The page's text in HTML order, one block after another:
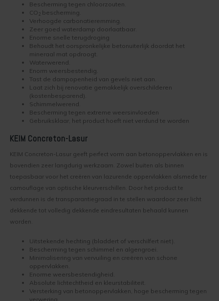
Muur Impregneren
Onderhoud bij Keim verf
Spuiten van Keim verf
Buitenmuur verf kiezen
Leemstuc verven
Kalkverf overschilderen
Binnenklimaat
Schimmel in huis
Wat voor verf zit op mijn muur?
Kinderkamer verven
Lignosil HRP
Lignosil Inco
Lignosil Inco DL
Lignosil-Scudo
Lotexan
Mycal Por
Mycal Top
Purkristalat
Restauro Fixatief
Restauro Lasur
Silan Primer
Bescherming tegen chloorzouten.
CO2 bescherming.
Verhoogde carbonatieremming.
Zeer goed waterdamp doorlaatbaar.
Enorme snelle terugdroging
Behoudt het oorspronkelijke betonuiterlijk doordat het
mineraal mat opdroogt.
Waterwerend.
Enorm weersbestendig.
Tast de dampopenheid van gevels niet aan.
Laat zich bij renovatie gemakkelijk overschilderen
(kostenbesparend).
Schimmelwerend.
Bescherming tegen extreme weersinvloeden
Gebruiksklaar, het product hoeft niet verdund te worden
KEIM Concreton-Lasur
KEIM Concreton-Lasur geeft perfect vorm aan betonoppervlakken en is
bovendien zeer langdurig werkzaam. Zowel buiten als binnen
toepasbaar voor het creëren van lazurende oppervlakken alsmede ter
camouflage van optische kleurverschillen. Door het product te
verdunnen is de transparantiegraad in te stellen waardoor zeer licht
dekkende tot volledig dekkende eindresultaten behaald kunnen
worden.
Uitstekende hechting (bladdert of verschilfert niet).
Bescherming tegen schimmel en algengroei.
Minimalisering van vervuiling en creëren van schone
oppervlakken.
Enorme weersbestendigheid.
Absolute lichtechtheid en kleurstabiliteit.
Versterking van betonoppervlakken, hoge bescherming tegen
verwering.